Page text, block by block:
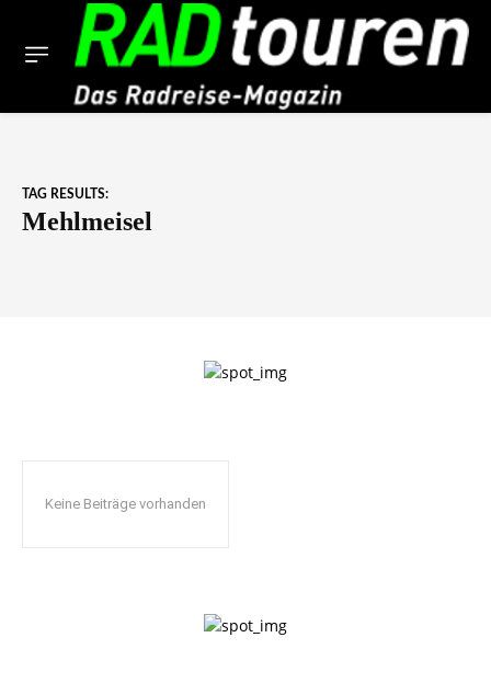
TAG RESULTS:
Mehlmeisel
Keine Beiträge vorhanden